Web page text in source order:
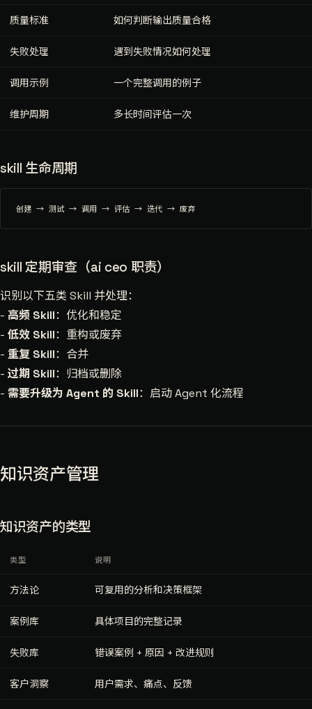
质量标准 如何判断输出质量合格
失败处理 遇到失败情况如何处理
调用示例 一个完整调用的例子
维护周期 多长时间评估一次
skill 生命周期
skill 定期审查（ai ceo 职责）
识别以下五类 Skill 并处理：
- 高频 Skill：优化和稳定
- 低效 Skill：重构或废弃
- 重复 Skill：合并
- 过期 Skill：归档或删除
- 需要升级为 Agent 的 Skill：启动 Agent 化流程
知识资产管理
知识资产的类型
类型 说明
方法论 可复用的分析和决策框架
案例库 具体项目的完整记录
失败库 错误案例 + 原因 + 改进规则
客户洞察 用户需求、痛点、反馈